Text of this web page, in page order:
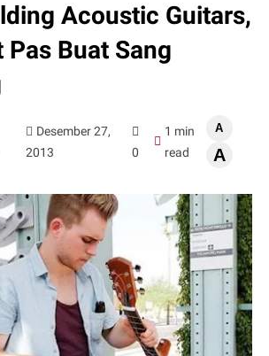
Acoustic Guitars,
Pas Buat Sang
Desember 27,
2013
0
1 min
read
A
A